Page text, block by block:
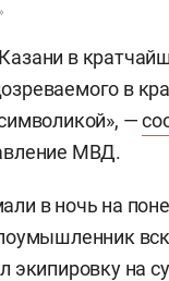
в
в
—
МВД.
в ночь на
экипировку на